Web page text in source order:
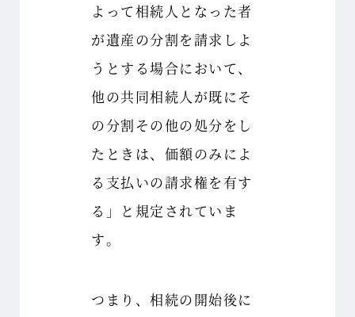
よって相続人となった者
が遺産の分割を請求しよ
うとする場合において、
他の共同相続人が既にそ
の分割その他の処分をし
たときは、価額のみによ
る支払いの請求権を有す
る」と規定されていま
す。
つまり、相続の開始後に